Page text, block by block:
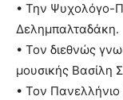
• Την Ψυχολόγο-
Δελημπαλταδάκη.
• Τον διεθνώς
μουσικής Βασίλη
• Τον